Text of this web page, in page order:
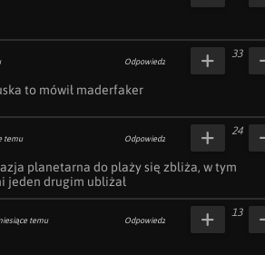
Odpowiedz
to mówił maderfaker
33
temu Odpowiedz
planetarna do plaży się zbliża, w tym
jeden drugim ubliżał
24
temu Odpowiedz
13